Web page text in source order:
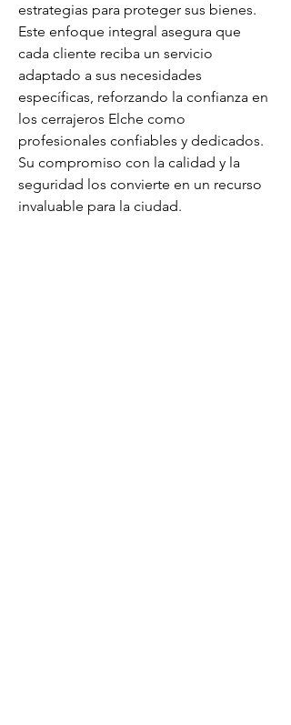
estrategias para proteger sus bienes.
Este enfoque integral asegura que
cada cliente reciba un servicio
adaptado a sus necesidades
específicas, reforzando la confianza en
los cerrajeros Elche como
profesionales confiables y dedicados.
Su compromiso con la calidad y la
seguridad los convierte en un recurso
invaluable para la ciudad.